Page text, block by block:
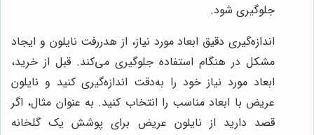
جلوگیری شود.
اندازه‌گیری دقیق ابعاد مورد نیاز، از هدررفت نایلون و ایجاد
مشکل در هنگام استفاده جلوگیری می‌کند. قبل از خرید،
ابعاد مورد نیاز خود را به‌دقت اندازه‌گیری کنید و نایلون
عریض با ابعاد مناسب را انتخاب کنید. به عنوان مثال، اگر
قصد دارید از نایلون عریض برای پوشش یک گلخانه